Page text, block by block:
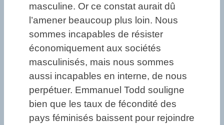
masculine. Or ce constat aurait dû
l’amener beaucoup plus loin. Nous
sommes incapables de résister
économiquement aux sociétés
masculinisés, mais nous sommes
aussi incapables en interne, de nous
perpétuer. Emmanuel Todd souligne
bien que les taux de fécondité des
pays féminisés baissent pour rejoindre